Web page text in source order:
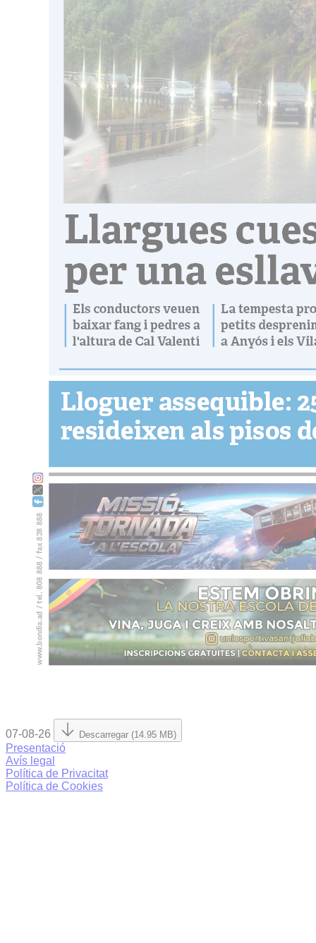
07-08-26 Descarregar (14.95 MB)
Presentació
Avís legal
Política de Privacitat
Política de Cookies